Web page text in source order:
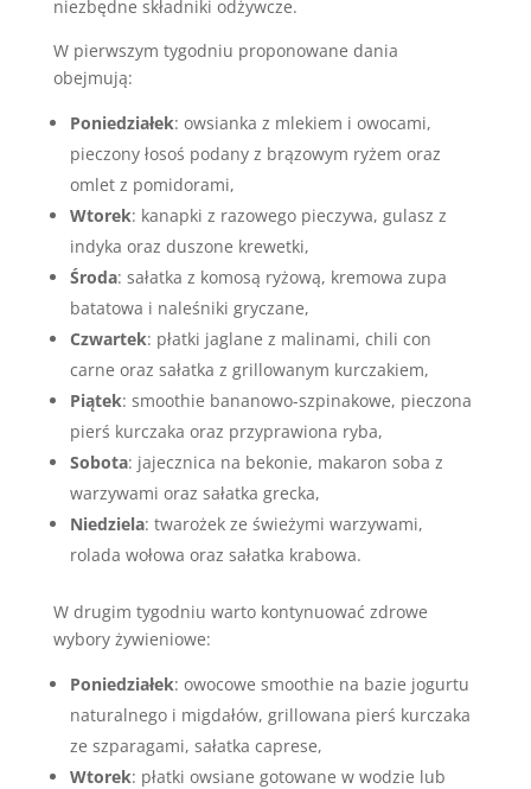
niezbędne składniki odżywcze.
W pierwszym tygodniu proponowane dania
obejmują:
Poniedziałek: owsianka z mlekiem i owocami,
pieczony łosoś podany z brązowym ryżem oraz
omlet z pomidorami,
Wtorek: kanapki z razowego pieczywa, gulasz z
indyka oraz duszone krewetki,
Środa: sałatka z komosą ryżową, kremowa zupa
batatowa i naleśniki gryczane,
Czwartek: płatki jaglane z malinami, chili con
carne oraz sałatka z grillowanym kurczakiem,
Piątek: smoothie bananowo-szpinakowe, pieczona
pierś kurczaka oraz przyprawiona ryba,
Sobota: jajecznica na bekonie, makaron soba z
warzywami oraz sałatka grecka,
Niedziela: twarożek ze świeżymi warzywami,
rolada wołowa oraz sałatka krabowa.
W drugim tygodniu warto kontynuować zdrowe
wybory żywieniowe:
Poniedziałek: owocowe smoothie na bazie jogurtu
naturalnego i migdałów, grillowana pierś kurczaka
ze szparagami, sałatka caprese,
Wtorek: płatki owsiane gotowane w wodzie lub